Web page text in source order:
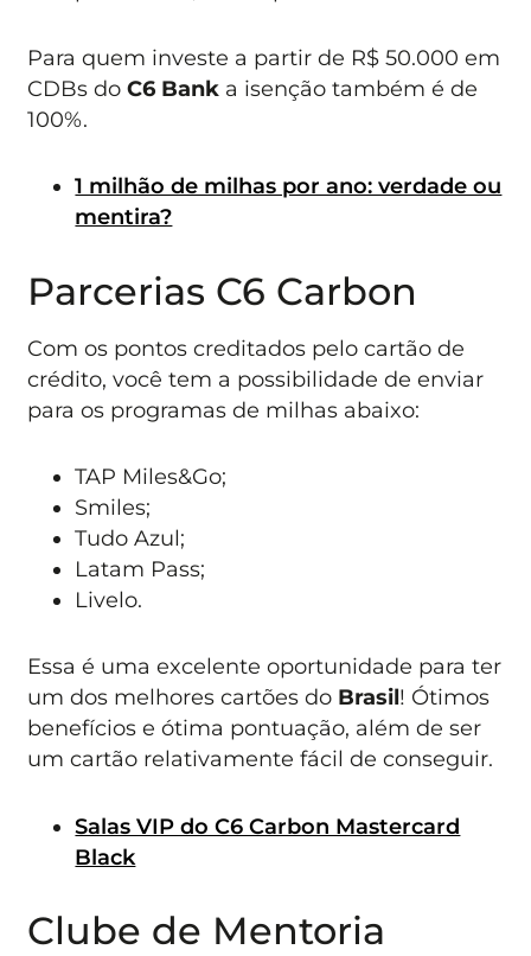
Para quem investe a partir de R$ 50.000 em
CDBs doC6 Bank a isenção também é de
100%.
1 milhão de milhas por ano: verdade ou
mentira?
Parcerias C6 Carbon
Com os pontos creditados pelo cartão de
crédito, você tem a possibilidade de enviar
para os programas de milhas abaixo:
TAP Miles&Go;
Smiles;
Tudo Azul;
Latam Pass;
Livelo.
Essa é uma excelente oportunidade para ter
um dos melhores cartões do Brasil! Ótimos
benefícios e ótima pontuação, além de ser
um cartão relativamente fácil de conseguir.
Salas VIP do C6 Carbon Mastercard
Black
Clube de Mentoria